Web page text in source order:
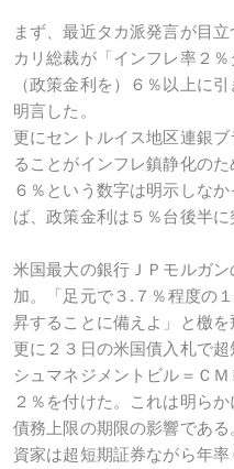
まず、最近タカ派発言が目
カリ総裁が「インフレ率２
（政策金利を）６％以上に
明言した。
更にセントルイス地区連銀
ることがインフレ鎮静化の
６％という数字は明示しな
ば、政策金利は５％台後半に
米国最大の銀行ＪＰモルガ
加。「足元で３.７％程度の
昇することに備えよ」と檄を
更に２３日の米国債入札で
シュマネジメントビル＝Ｃ
２％を付けた。これは明ら
債務上限の期限の影響であ
資家は超短期証券ながら年